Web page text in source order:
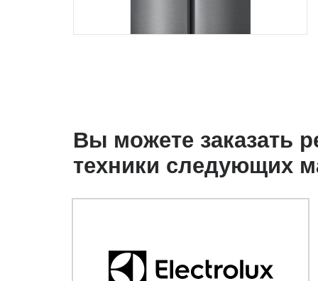
Вы можете заказать
техники следующих